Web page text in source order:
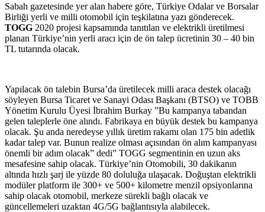
Sabah gazetesinde yer alan habere göre, Türkiye Odalar ve Borsalar
Birliği yerli ve milli otomobil için teşkilatına yazı gönderecek.
TOGG 2020 projesi kapsamında tanıtılan ve elektrikli üretilmesi
planan Türkiye’nin yerli aracı için de ön talep ücretinin 30 – 40 bin
TL tutarında olacak.
Yapılacak ön talebin Bursa’da üretilecek milli araca destek olacağı
söyleyen Bursa Ticaret ve Sanayi Odası Başkanı (BTSO) ve TOBB
Yönetim Kurulu Üyesi İbrahim Burkay ”Bu kampanya tabandan
gelen taleplerle öne alındı. Fabrikaya en büyük destek bu kampanya
olacak. Şu anda neredeyse yıllık üretim rakamı olan 175 bin adetlik
kadar talep var. Bunun realize olması açısından ön alım kampanyası
önemli bir adım olacak” dedi” TOGG segmentinin en uzun aks
mesafesine sahip olacak. Türkiye’nin Otomobili, 30 dakikanın
altında hızlı şarj ile yüzde 80 doluluğa ulaşacak. Doğuştan elektrikli
modüler platform ile 300+ ve 500+ kilometre menzil opsiyonlarına
sahip olacak otomobil, merkeze sürekli bağlı olacak ve
güncellemeleri uzaktan 4G/5G bağlantısıyla alabilecek.